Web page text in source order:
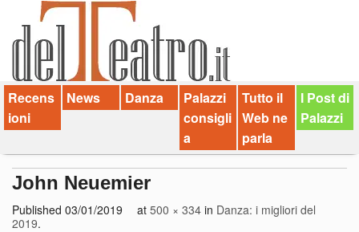
Chi siamo
Contatti
dT in English
Recens
ioni
News Danza
Palazzi
consigli
a
Tutto il
Web ne
parla
I Post di
Palazzi
John Neuemier
Published 03/01/2019 at 500 × 334 in Danza: i migliori del
2019.